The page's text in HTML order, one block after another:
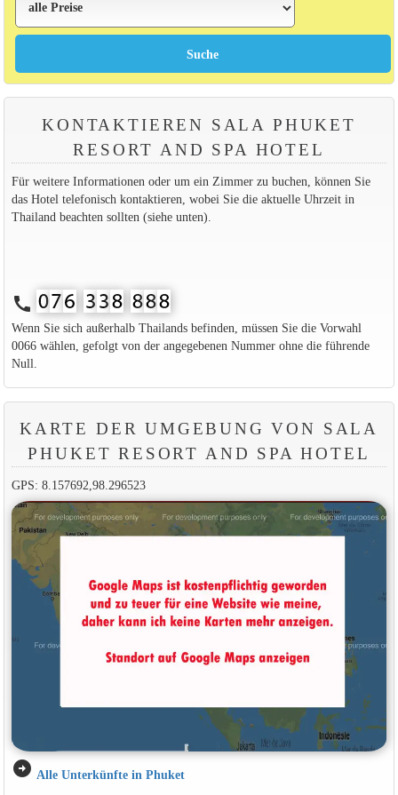
KONTAKTIEREN SALA PHUKET
RESORT AND SPA HOTEL
Für weitere Informationen oder um ein Zimmer zu buchen, können Sie
das Hotel telefonisch kontaktieren, wobei Sie die aktuelle Uhrzeit in
Thailand beachten sollten (siehe unten).
call
Wenn Sie sich außerhalb Thailands befinden, müssen Sie die Vorwahl
0066 wählen, gefolgt von der angegebenen Nummer ohne die führende
Null.
KARTE DER UMGEBUNG VON SALA
PHUKET RESORT AND SPA HOTEL
GPS: 8.157692,98.296523
arrow_circle_right Alle Unterkünfte in Phuket